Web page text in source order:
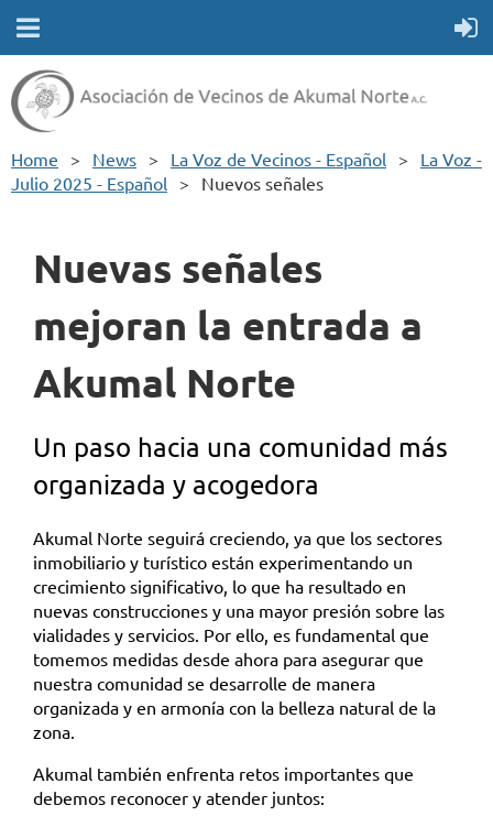
Home News La Voz de Vecinos - Español
La Voz -
Julio 2025 - Español
Nuevos señales
Nuevas señales
mejoran la entrada a
Akumal Norte
Un paso hacia una comunidad más
organizada y acogedora
Akumal Norte seguirá creciendo, ya que los sectores
inmobiliario y turístico están experimentando un
crecimiento significativo, lo que ha resultado en
nuevas construcciones y una mayor presión sobre las
vialidades y servicios. Por ello, es fundamental que
tomemos medidas desde ahora para asegurar que
nuestra comunidad se desarrolle de manera
organizada y en armonía con la belleza natural de la
zona.
Akumal también enfrenta retos importantes que
debemos reconocer y atender juntos: